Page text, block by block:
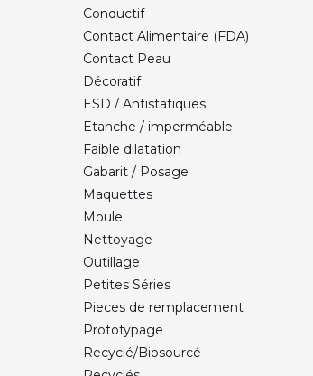
Conductif
Contact Alimentaire (FDA)
Contact Peau
Décoratif
ESD / Antistatiques
Etanche / imperméable
Faible dilatation
Gabarit / Posage
Maquettes
Moule
Nettoyage
Outillage
Petites Séries
Pieces de remplacement
Prototypage
Recyclé/Biosourcé